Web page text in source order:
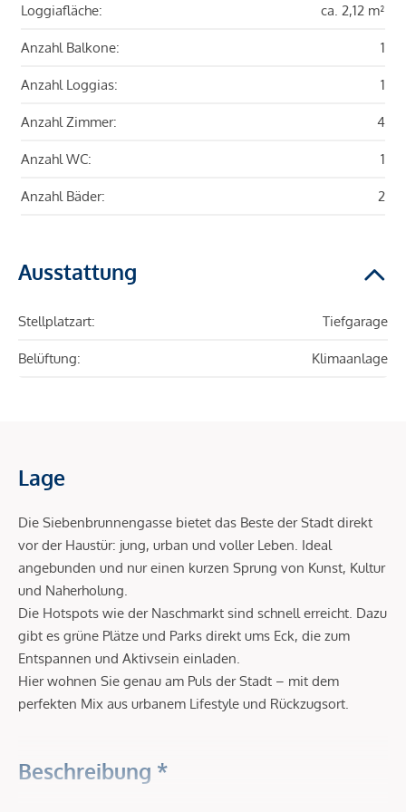
Loggiafläche: ca. 2,12 m²
Anzahl Balkone: 1
Anzahl Loggias: 1
Anzahl Zimmer: 4
Anzahl WC: 1
Anzahl Bäder: 2
Ausstattung
Stellplatzart: Tiefgarage
Belüftung: Klimaanlage
Lage
Die Siebenbrunnengasse bietet das Beste der Stadt direkt
vor der Haustür: jung, urban und voller Leben. Ideal
angebunden und nur einen kurzen Sprung von Kunst, Kultur
und Naherholung.
Die Hotspots wie der Naschmarkt sind schnell erreicht. Dazu
gibt es grüne Plätze und Parks direkt ums Eck, die zum
Entspannen und Aktivsein einladen.
Hier wohnen Sie genau am Puls der Stadt – mit dem
perfekten Mix aus urbanem Lifestyle und Rückzugsort.
Beschreibung *